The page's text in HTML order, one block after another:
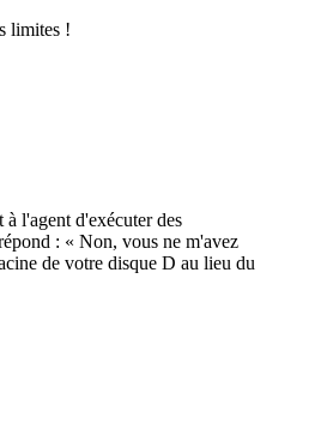
limites !
l'agent d'exécuter des
: « Non, vous ne m'avez
de votre disque D au lieu du